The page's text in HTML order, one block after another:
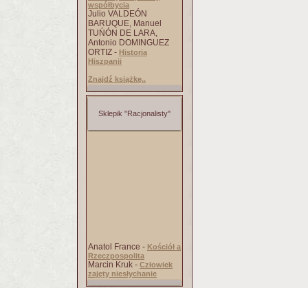
współbycia
Julio VALDEÓN
BARUQUE, Manuel
TUŃÓN DE LARA,
Antonio DOMINGUEZ
ORTIZ - Historia
Hiszpanii
Znajdź książkę..
Sklepik "Racjonalisty"
Anatol France - Kościół a
Rzeczpospolita
Marcin Kruk - Człowiek
zajęty niesłychanie